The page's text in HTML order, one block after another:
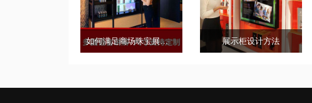
如何满足商场珠宝展示柜的需求标准？ 展示柜设计方法